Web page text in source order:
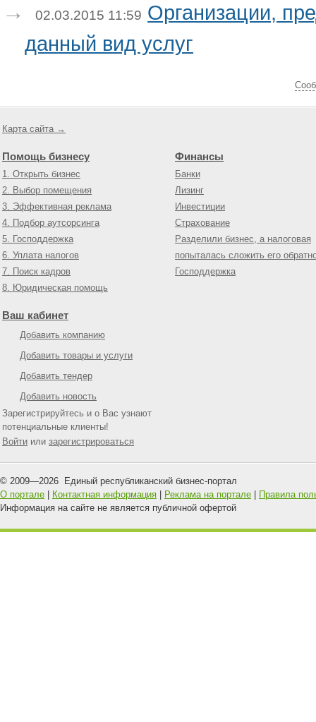
02.03.2015 11:59 Организации,
данный вид услуг
Карта сайта →
Помощь бизнесу
1. Открыть бизнес
2. Выбор помещения
3. Эффективная реклама
4. Подбор аутсорсинга
5. Господдержка
6. Уплата налогов
7. Поиск кадров
8. Юридическая помощь
Финансы
Банки
Лизинг
Инвестиции
Страхование
Разделили бизнес, а налоговая
попыталась сложить его
Господдержка
Ваш кабинет
Добавить компанию
Добавить товары и услуги
Добавить тендер
Добавить новость
Зарегистрируйтесь и о Вас узнают
потенциальные клиенты!
Войти или зарегистрироваться
© 2009—2026 Единый республиканский бизнес-портал
О портале
Контактная информация Реклама на портале
Правила
Информация на сайте не является публичной офертой